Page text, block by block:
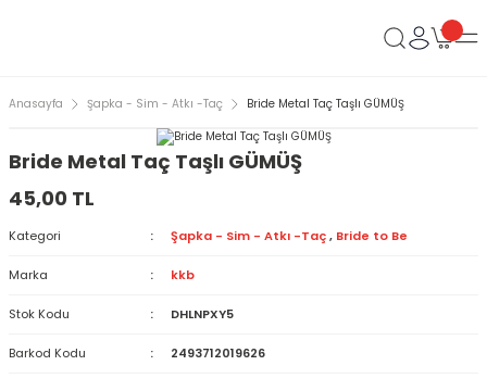
Anasayfa Şapka - Sim - Atkı -Taç Bride Metal Taç Taşlı GÜMÜŞ
Bride Metal Taç Taşlı GÜMÜŞ
45,00 TL
Kategori Şapka - Sim - Atkı -Taç , Bride to Be
Marka kkb
Stok Kodu DHLNPXY5
Barkod Kodu 2493712019626